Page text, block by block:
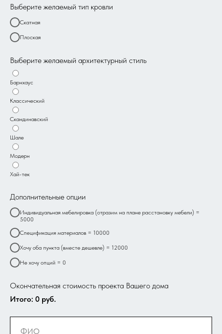
Выберите желаемый тип кровли
Скатная
Плоская
Выберите желаемый архитектурный стиль
Барнхаус
Классический
Скандинавский
Шале
Модерн
Хай-тек
Дополнительные опции
Индивидуальная мебелировка (отразим на плане расстановку мебели) =
5000
Спецификация материалов = 10000
Хочу оба пункта (вместе дешевле) = 12000
Не хочу опций = 0
Окончательная стоимость проекта Вашего дома
Итого: 0 руб.